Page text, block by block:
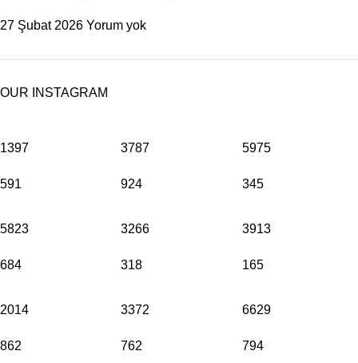
27 Şubat 2026 Yorum yok
OUR INSTAGRAM
1397
591
3787
924
5975
345
5823
684
3266
318
3913
165
2014
862
3372
762
6629
794